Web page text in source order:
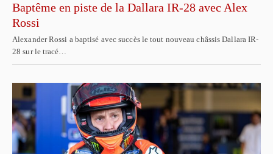
Baptême en piste de la Dallara IR-28 avec Alex
Rossi
Alexander Rossi a baptisé avec succès le tout nouveau châssis Dallara IR-
28 sur le tracé…